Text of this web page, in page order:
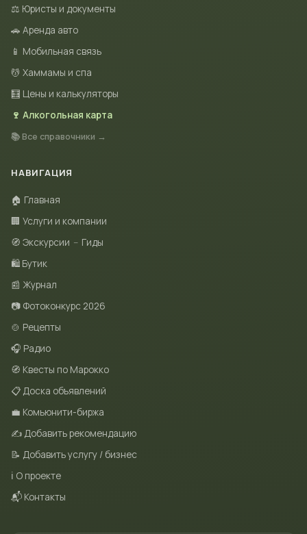
⚖️ Юристы и документы
🚗 Аренда авто
📱 Мобильная связь
💆 Хаммамы и спа
🧮 Цены и калькуляторы
🍷 Алкогольная карта
📚 Все справочники →
НАВИГАЦИЯ
🏠 Главная
🏢 Услуги и компании
🧭 Экскурсии – Гиды
🛍 Бутик
📰 Журнал
📷 Фотоконкурс 2026
🍲 Рецепты
🎧 Радио
🧭 Квесты по Марокко
📋 Доска объявлений
💼 Комьюнити-биржа
✍️ Добавить рекомендацию
📝 Добавить услугу / бизнес
ℹ️ О проекте
📬 Контакты